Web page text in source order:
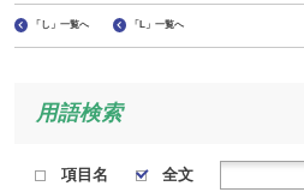
「し」一覧へ 「L」一覧へ
用語検索
項目名 全文